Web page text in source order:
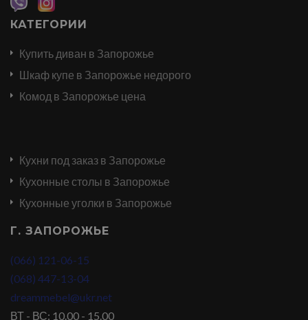
КАТЕГОРИИ
Купить диван в Запорожье
Шкаф купе в Запорожье недорого
Комод в Запорожье цена
Кухни под заказ в Запорожье
Кухонные столы в Запорожье
Кухонные уголки в Запорожье
Г. ЗАПОРОЖЬЕ
(066) 121-06-15
(068) 447-13-04
dreammebel@ukr.net
ВТ - ВС: 10.00 - 15.00